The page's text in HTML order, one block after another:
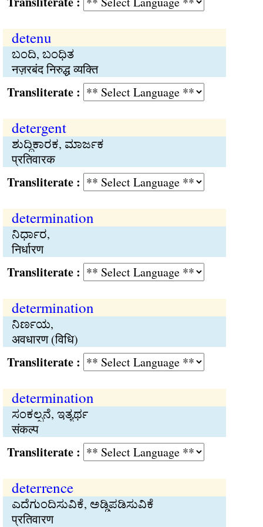
detenu
ಬಂದಿ, ಬಂಧಿತ
नज़रबंद निरुद्ध व्यक्ति
:
detergent
ಶುದ್ಧಿಕಾರಕ, ಮಾರ್ಜಕ
प्रतिवारक
:
determination
ನಿರ್ಧಾರ,
निर्धारण
:
determination
ನಿರ್ಣಯ,
अवधारण (विधि)
:
determination
ಸಂಕಲ್ಪನೆ, ಇತ್ಯರ್ಥ
संकल्प
:
deterrence
ಎದೆಗುಂದಿಸುವಿಕೆ, ಅಡ್ಡಿಪಡಿಸುವಿಕೆ
प्रतिवारण